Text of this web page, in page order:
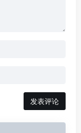
发表评论